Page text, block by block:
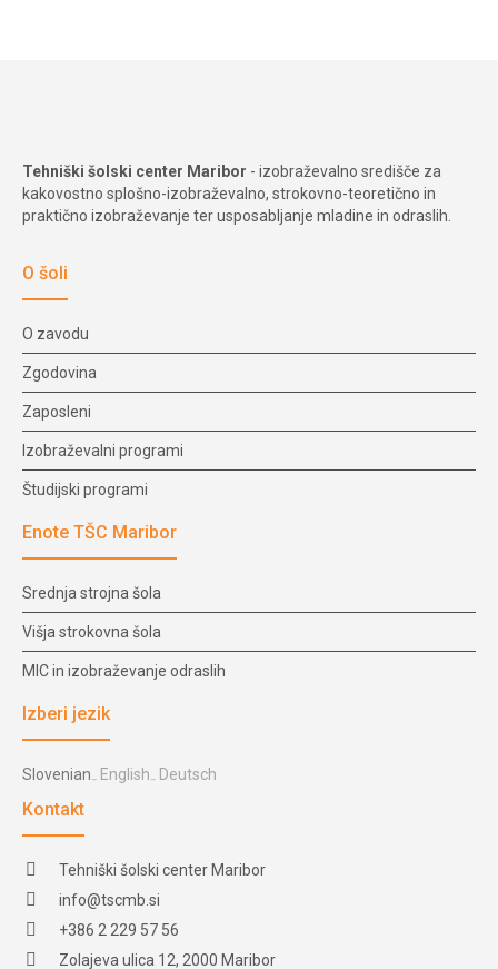
Tehniški šolski center Maribor - izobraževalno središče za
kakovostno splošno-izobraževalno, strokovno-teoretično in
praktično izobraževanje ter usposabljanje mladine in odraslih.
O šoli
O zavodu
Zgodovina
Zaposleni
Izobraževalni programi
Študijski programi
Enote TŠC Maribor
Srednja strojna šola
Višja strokovna šola
MIC in izobraževanje odraslih
Izberi jezik
Slovenian English Deutsch
Kontakt
Tehniški šolski center Maribor
info@tscmb.si
+386 2 229 57 56
Zolajeva ulica 12, 2000 Maribor